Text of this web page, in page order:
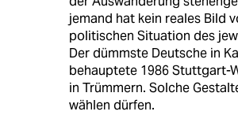
jemand hat kein reales Bild
politischen Situation des
Der dümmste Deutsche in
behauptete 1986 Stuttgart-
in Trümmern. Solche
wählen dürfen.